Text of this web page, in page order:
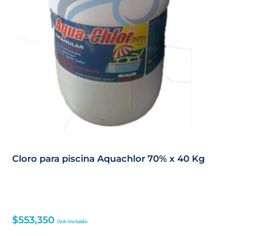
Cloro para piscina Aquachlor 70% x 40 Kg
$553,350 IVA Incluido